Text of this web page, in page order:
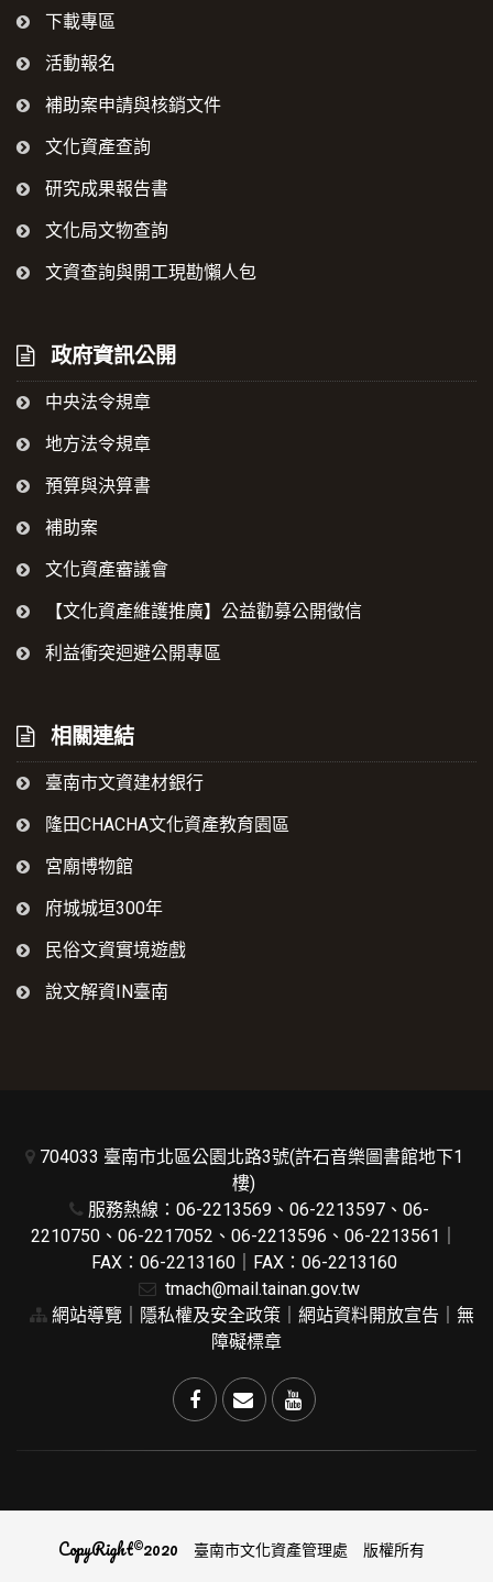
下載專區
活動報名
補助案申請與核銷文件
文化資產查詢
研究成果報告書
文化局文物查詢
文資查詢與開工現勘懶人包
政府資訊公開
中央法令規章
地方法令規章
預算與決算書
補助案
文化資產審議會
【文化資產維護推廣】公益勸募公開徵信
利益衝突迴避公開專區
相關連結
臺南市文資建材銀行
隆田CHACHA文化資產教育園區
宮廟博物館
府城城垣300年
民俗文資實境遊戲
說文解資IN臺南
704033 臺南市北區公園北路3號(許石音樂圖書館地下1
樓)
服務熱線：06-2213569、06-2213597、06-
2210750、06-2217052、06-2213596、06-2213561｜
FAX：06-2213160｜FAX：06-2213160
tmach@mail.tainan.gov.tw
網站導覽
隱私權及安全政策 網站資料開放宣告
無
障礙標章
CopyRight©2020 臺南市文化資產管理處 版權所有